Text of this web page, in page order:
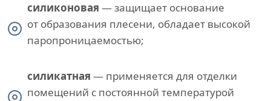
силиконовая — защищает основание
от образования плесени, обладает высокой
паропроницаемостью;
силикатная — применяется для отделки
помещений с постоянной температурой